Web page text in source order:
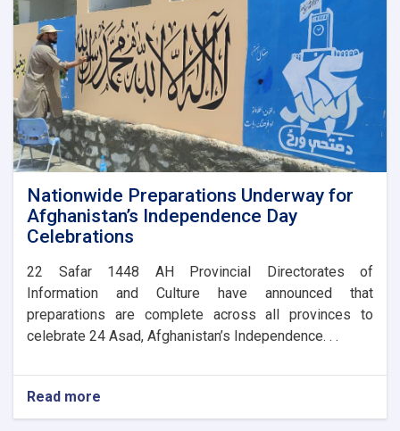
to
Assess
Tourism
Potential
Nationwide Preparations Underway for
Afghanistan’s Independence Day
Celebrations
​22 Safar 1448 AH Provincial Directorates of
Information and Culture have announced that
preparations are complete across all provinces to
celebrate 24 Asad, Afghanistan’s Independence. . .
Read more
Nationwide